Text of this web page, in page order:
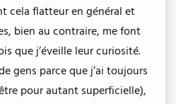
cela flatteur en général et
bien au contraire, me font
que j’éveille leur curiosité.
gens parce que j’ai toujours
pour autant superficielle),